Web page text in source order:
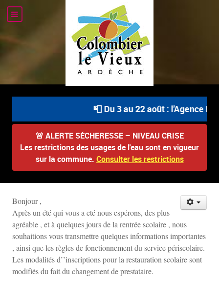
📮 Du 3 au 22 août : l'Agence
🚨 ALERTE SÉCHERESSE – NIVEAU CRISE
Les restrictions des usages de l'eau sont en vigueur
sur la commune. Consulter les restrictions
Bonjour ,
Après un été qui vous a eté nous espérons, des plus
agréable , et à quelques jours de la rentrée scolaire , nous
souhaitions vous transmettre quelques informations importantes
, ainsi que les règles de fonctionnement du service périscolaire.
Les modalités d’’inscriptions pour la restauration scolaire sont
modifiés du fait du changement de prestataire.